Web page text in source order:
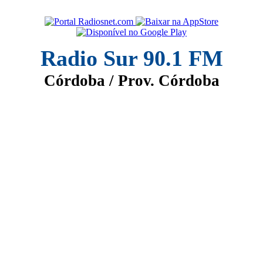
Radio Sur 90.1 FM
Córdoba / Prov. Córdoba